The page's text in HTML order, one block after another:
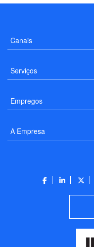
Canais
Serviços
Empregos
A Empresa